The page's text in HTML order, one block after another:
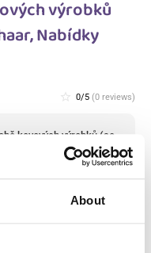
About
výrobků
Nabídky
star_border 0/5 (0 reviews)
kovových výrobků (se
Nabídky práce